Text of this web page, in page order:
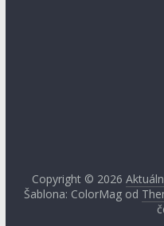
Copyright © 2026
Šablona: ColorMag od